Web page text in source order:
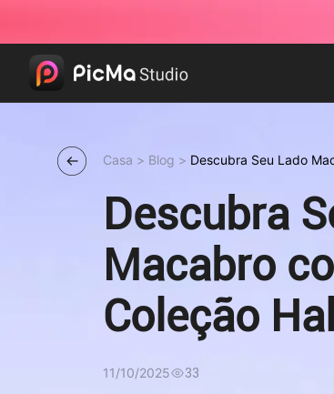
Casa > Blog > Descubra Seu Lado
Descubra
Macabro
Coleção
PicMa
11/10/2025 33